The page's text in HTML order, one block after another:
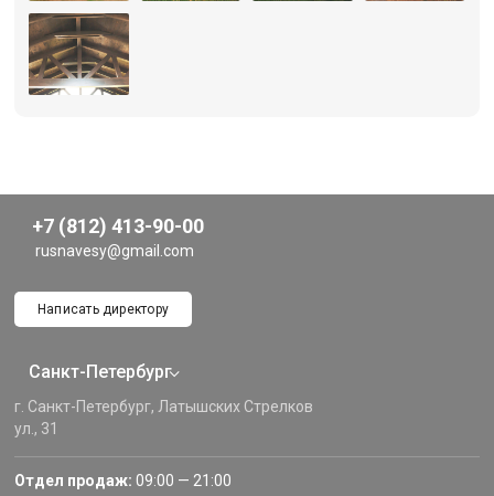
+7 (812) 413-90-00
rusnavesy@gmail.com
Написать директору
Санкт-Петербург
г. Санкт-Петербург, Латышских Стрелков
ул., 31
Отдел продаж: 09:00 — 21:00